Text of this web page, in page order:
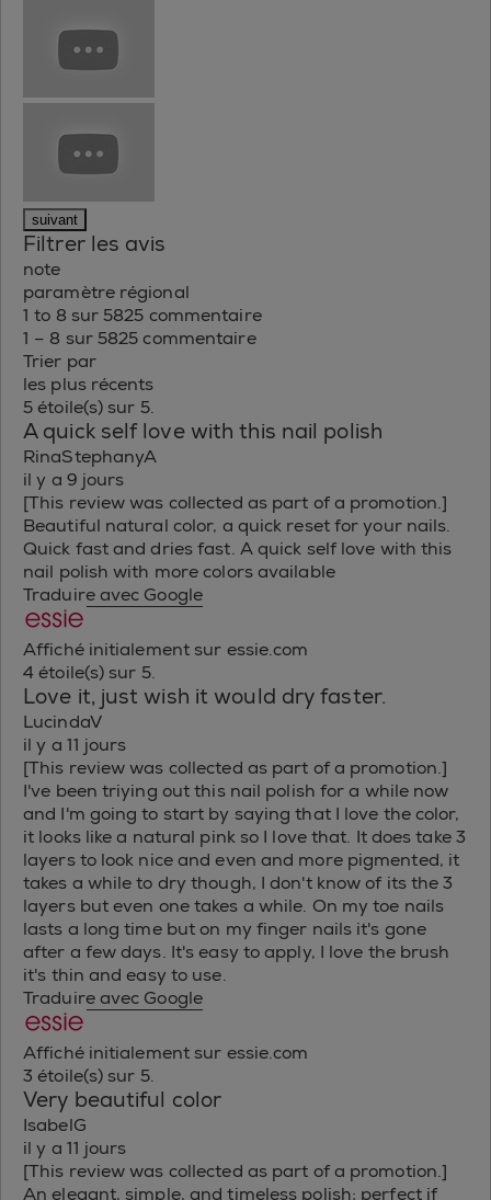
suivant
Filtrer les avis
note
paramètre régional
1 to 8 sur 5825 commentaire
1 – 8 sur 5825 commentaire
Trier par
les plus récents
5 étoile(s) sur 5.
A quick self love with this nail polish
RinaStephanyA
il y a 9 jours
[This review was collected as part of a promotion.]
Beautiful natural color, a quick reset for your nails.
Quick fast and dries fast. A quick self love with this
nail polish with more colors available
Traduire avec Google
Affiché initialement sur essie.com
4 étoile(s) sur 5.
Love it, just wish it would dry faster.
LucindaV
il y a 11 jours
[This review was collected as part of a promotion.]
I've been triying out this nail polish for a while now
and I'm going to start by saying that I love the color,
it looks like a natural pink so I love that. It does take 3
layers to look nice and even and more pigmented, it
takes a while to dry though, I don't know of its the 3
layers but even one takes a while. On my toe nails
lasts a long time but on my finger nails it's gone
after a few days. It's easy to apply, I love the brush
it's thin and easy to use.
Traduire avec Google
Affiché initialement sur essie.com
3 étoile(s) sur 5.
Very beautiful color
IsabelG
il y a 11 jours
[This review was collected as part of a promotion.]
An elegant, simple, and timeless polish; perfect if